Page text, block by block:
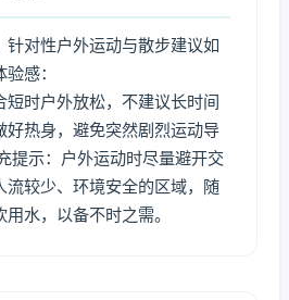
针对性户外运动与散步建议如
感：
短时户外放松，不建议长时间
好热身，避免突然剧烈运动导
提示：户外运动时尽量避开交
流较少、环境安全的区域，随
水，以备不时之需。